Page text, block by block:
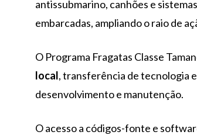
antissubmarino, canhões e
embarcadas, ampliando o raio de
O Programa Fragatas Classe
local, transferência de tecnologia
desenvolvimento e manutenção.
O acesso a códigos-fonte e